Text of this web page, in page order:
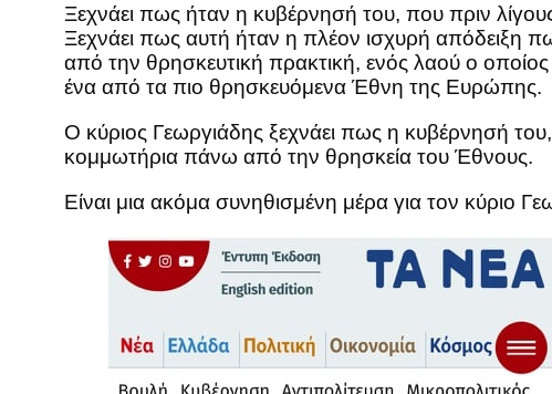
Ξεχνάει πως ήταν η κυβέρνησή του, που πριν
Ξεχνάει πως αυτή ήταν η πλέον ισχυρή απόδειξη
από την θρησκευτική πρακτική, ενός λαού ο οποίος
ένα από τα πιο θρησκευόμενα Έθνη της Ευρώπης.
Ο κύριος Γεωργιάδης ξεχνάει πως η κυβέρνησή
κομμωτήρια πάνω από την θρησκεία του Έθνους.
Είναι μια ακόμα συνηθισμένη μέρα για τον κύριο